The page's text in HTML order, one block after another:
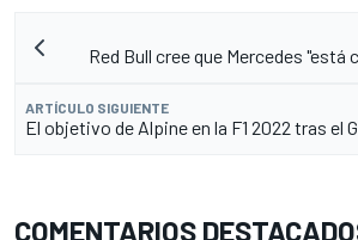
Red Bull cree que Mercedes "está
ARTÍCULO SIGUIENTE
El objetivo de Alpine en la F1 2022 tras el
COMENTARIOS